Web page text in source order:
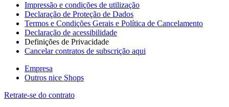
Impressão e condições de utilização
Declaração de Proteção de Dados
Termos e Condições Gerais e Política de Cancelamento
Declaração de acessibilidade
Definições de Privacidade
Cancelar contratos de subscrição aqui
Empresa
Outros nice Shops
Retrate-se do contrato